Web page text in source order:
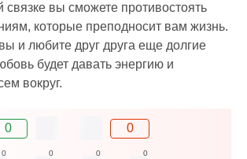
связке вы сможете противостоять
которые преподносит вам жизнь.
и любите друг друга еще долгие
будет давать энергию и
вокруг.
0 0
0 0 0 0